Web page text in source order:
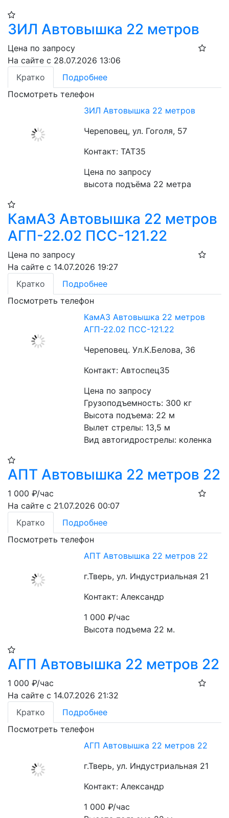
ЗИЛ Автовышка 22 метров
Цена по запросу
На сайте с 28.07.2026 13:06
Кратко
Подробнее
Посмотреть телефон
ЗИЛ Автовышка 22 метров
Череповец, ул. Гоголя, 57
Контакт: ТАТ35
Цена по запросу
высота подъёма 22 метра
КамАЗ Автовышка 22 метров
АГП-22.02 ПСС-121.22
Цена по запросу
На сайте с 14.07.2026 19:27
Кратко
Подробнее
Посмотреть телефон
КамАЗ Автовышка 22 метров
АГП-22.02 ПСС-121.22
Череповец. Ул.К.Белова, 36
Контакт: Автоспец35
Цена по запросу
Грузоподъемность: 300 кг
Высота подъема: 22 м
Вылет стрелы: 13,5 м
Вид автогидрострелы: коленка
АПТ Автовышка 22 метров 22
1 000 ₽/час
На сайте с 21.07.2026 00:07
Кратко
Подробнее
Посмотреть телефон
АПТ Автовышка 22 метров 22
г.Тверь, ул. Индустриальная 21
Контакт: Александр
1 000₽/час
Высота подъема 22 м.
АГП Автовышка 22 метров 22
1 000 ₽/час
На сайте с 14.07.2026 21:32
Кратко
Подробнее
Посмотреть телефон
АГП Автовышка 22 метров 22
г.Тверь, ул. Индустриальная 21
Контакт: Александр
1 000₽/час